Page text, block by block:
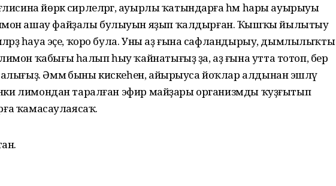
йөрәк сирлеләргә, ауырлы ҡатындарға һәм һары ауырыуы
ашау файҙалы булыуын яҙып ҡалдырған. Ҡышҡы йылытыу
һауа эҫе, ҡоро була. Уны аҙ ғына сафландырыу, дымлылыҡты
ҡабығы һалып һыу ҡайнатығыҙ ҙа, аҙ ғына утта тотоп, бер
Әммә быны кискеһен, айырыуса йоҡлар алдынан эшләү
лимондан таралған эфир майҙары организмды ҡуҙғытып
ҡамасаулаясаҡ.